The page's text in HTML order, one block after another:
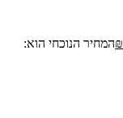
₪המחיר הנוכחי הוא: